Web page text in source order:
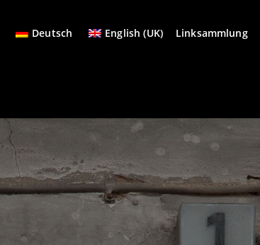
Deutsch English (UK) Linksammlung